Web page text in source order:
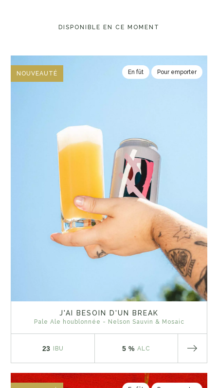
DISPONIBLE EN CE MOMENT
NOUVEAUTÉ En fût Pour emporter
J'AI BESOIN D'UN BREAK
Pale Ale houblonnée - Nelson Sauvin & Mosaic
23 IBU 5 % ALC